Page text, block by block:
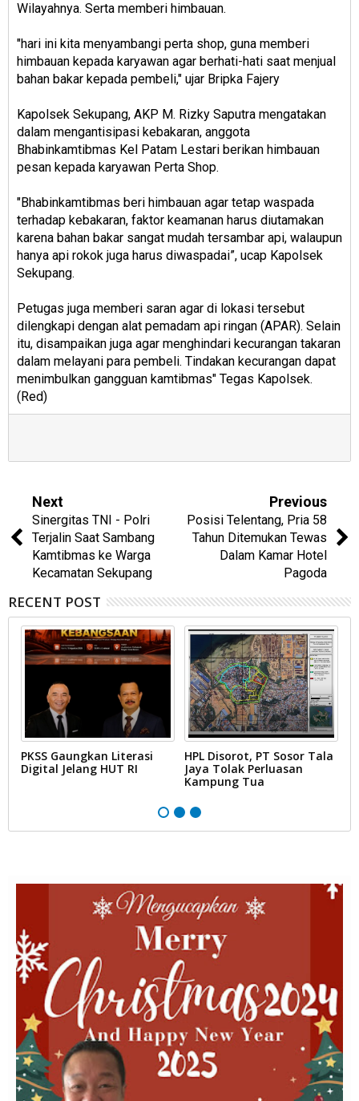
Wilayahnya. Serta memberi himbauan.
"hari ini kita menyambangi perta shop, guna memberi
himbauan kepada karyawan agar berhati-hati saat menjual
bahan bakar kepada pembeli," ujar Bripka Fajery
Kapolsek Sekupang, AKP M. Rizky Saputra mengatakan
dalam mengantisipasi kebakaran, anggota
Bhabinkamtibmas Kel Patam Lestari berikan himbauan
pesan kepada karyawan Perta Shop.
"Bhabinkamtibmas beri himbauan agar tetap waspada
terhadap kebakaran, faktor keamanan harus diutamakan
karena bahan bakar sangat mudah tersambar api, walaupun
hanya api rokok juga harus diwaspadai”, ucap Kapolsek
Sekupang.
Petugas juga memberi saran agar di lokasi tersebut
dilengkapi dengan alat pemadam api ringan (APAR). Selain
itu, disampaikan juga agar menghindari kecurangan takaran
dalam melayani para pembeli. Tindakan kecurangan dapat
menimbulkan gangguan kamtibmas" Tegas Kapolsek.
(Red)
Next
Sinergitas TNI - Polri
Terjalin Saat Sambang
Kamtibmas ke Warga
Kecamatan Sekupang
Previous
Posisi Telentang, Pria 58
Tahun Ditemukan Tewas
Dalam Kamar Hotel
Pagoda
RECENT POST
PKSS Gaungkan Literasi
Digital Jelang HUT RI
HPL Disorot, PT Sosor Tala
Jaya Tolak Perluasan
Kampung Tua